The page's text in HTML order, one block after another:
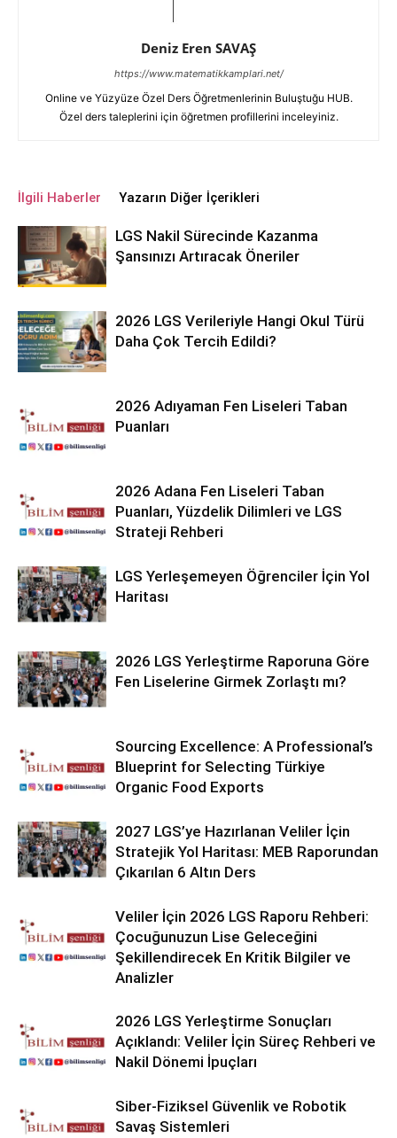
Deniz Eren SAVAŞ
https://www.matematikkamplari.net/
Online ve Yüzyüze Özel Ders Öğretmenlerinin Buluştuğu HUB.
Özel ders taleplerini için öğretmen profillerini inceleyiniz.
İlgili Haberler Yazarın Diğer İçerikleri
LGS Nakil Sürecinde Kazanma
Şansınızı Artıracak Öneriler
2026 LGS Verileriyle Hangi Okul Türü
Daha Çok Tercih Edildi?
2026 Adıyaman Fen Liseleri Taban
Puanları
2026 Adana Fen Liseleri Taban
Puanları, Yüzdelik Dilimleri ve LGS
Strateji Rehberi
LGS Yerleşemeyen Öğrenciler İçin Yol
Haritası
2026 LGS Yerleştirme Raporuna Göre
Fen Liselerine Girmek Zorlaştı mı?
Sourcing Excellence: A Professional’s
Blueprint for Selecting Türkiye
Organic Food Exports
2027 LGS’ye Hazırlanan Veliler İçin
Stratejik Yol Haritası: MEB Raporundan
Çıkarılan 6 Altın Ders
Veliler İçin 2026 LGS Raporu Rehberi:
Çocuğunuzun Lise Geleceğini
Şekillendirecek En Kritik Bilgiler ve
Analizler
2026 LGS Yerleştirme Sonuçları
Açıklandı: Veliler İçin Süreç Rehberi ve
Nakil Dönemi İpuçları
Siber-Fiziksel Güvenlik ve Robotik
Savaş Sistemleri